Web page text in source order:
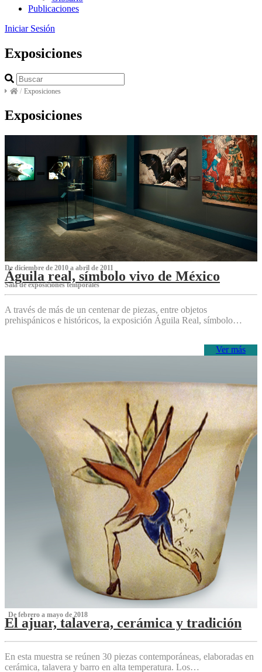
Publicaciones
Iniciar Sesión
Exposiciones
/ Exposiciones
Exposiciones
De diciembre de 2010 a abril de 2011
Águila real, símbolo vivo de México
Sala de exposiciones temporales
A través de más de un centenar de piezas, entre objetos
prehispánicos e históricos, la exposición Águila Real, símbolo…
Ver más
‌ De febrero a mayo de 2018
El ajuar, talavera, cerámica y tradición
‌
En esta muestra se reúnen 30 piezas contemporáneas, elaboradas en
cerámica, talavera y barro en alta temperatura. Los…